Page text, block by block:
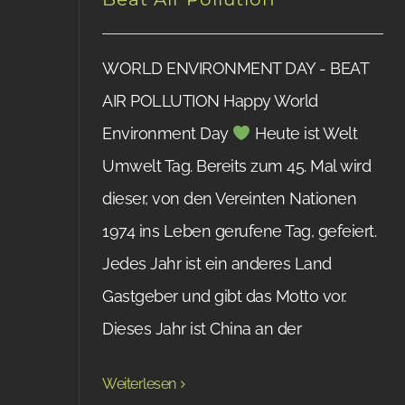
WORLD ENVIRONMENT DAY - BEAT
AIR POLLUTION Happy World
Environment Day
Heute ist Welt
Umwelt Tag. Bereits zum 45. Mal wird
dieser, von den Vereinten Nationen
1974 ins Leben gerufene Tag, gefeiert.
Jedes Jahr ist ein anderes Land
Gastgeber und gibt das Motto vor.
Dieses Jahr ist China an der
Weiterlesen